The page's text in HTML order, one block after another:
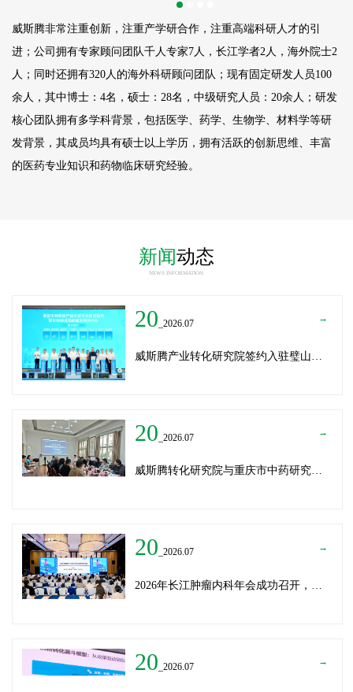
威斯腾非常注重创新，注重产学研合作，注重高端科研人才的引
进；公司拥有专家顾问团队千人专家7人，长江学者2人，海外院士2
人；同时还拥有320人的海外科研顾问团队；现有固定研发人员100
余人，其中博士：4名，硕士：28名，中级研究人员：20余人；研发
核心团队拥有多学科背景，包括医学、药学、生物学、材料学等研
发背景，其成员均具有硕士以上学历，拥有活跃的创新思维、丰富
的医药专业知识和药物临床研究经验。
新闻动态
NEWS INFORMATION
20 _2026.07 →
20 _2026.07 →
威斯腾转化研究院与重庆市中药研究院深化战略合作，共筑中医药产学研创新生态
20 _2026.07 →
20 _2026.07 →